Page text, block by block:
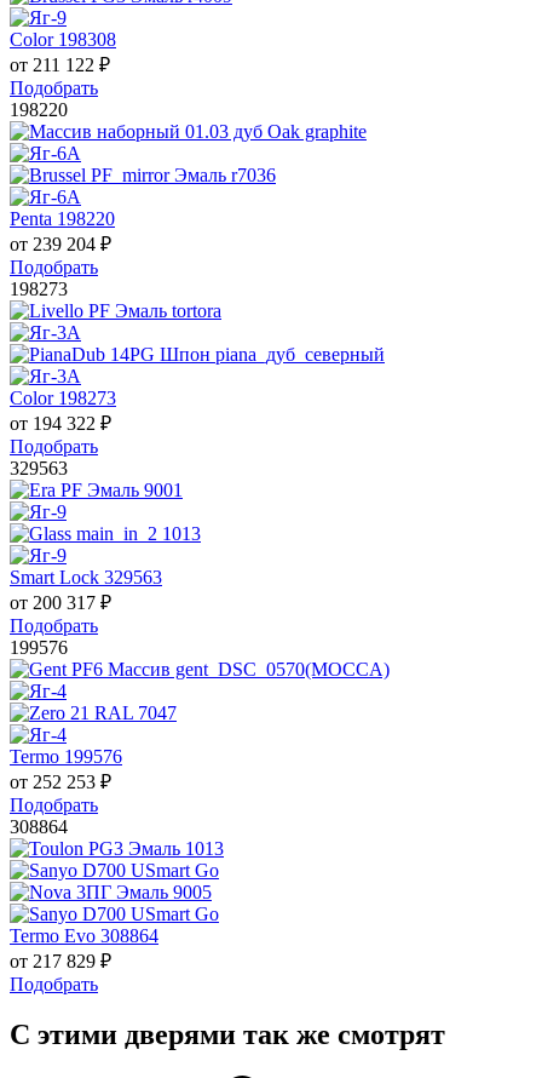
Color 198308
от 211 122 ₽
Подобрать
198220
Penta 198220
от 239 204 ₽
Подобрать
198273
Color 198273
от 194 322 ₽
Подобрать
329563
Smart Lock 329563
от 200 317 ₽
Подобрать
199576
Termo 199576
от 252 253 ₽
Подобрать
308864
Termo Evo 308864
от 217 829 ₽
Подобрать
С этими дверями так же смотрят